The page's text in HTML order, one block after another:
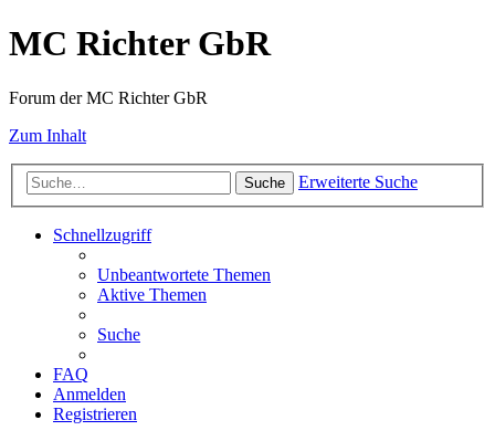
MC Richter GbR
Forum der MC Richter GbR
Zum Inhalt
Suche Erweiterte Suche
Schnellzugriff
Unbeantwortete Themen
Aktive Themen
Suche
FAQ
Anmelden
Registrieren